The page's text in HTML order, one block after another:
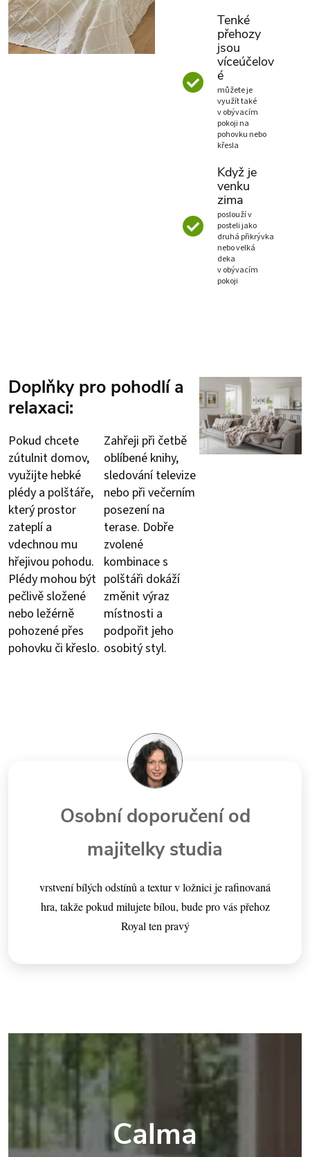
Tenké
přehozy
jsou
víceúčelov
é
můžete je
využít také
v obývacím
pokoji na
pohovku nebo
křesla
Když je
venku
zima
poslouží v
posteli jako
druhá přikrývka
nebo velká
deka
v obývacím
pokoji
Doplňky pro pohodlí a
relaxaci:
Pokud chcete
zútulnit domov,
využijte hebké
plédy a polštáře,
který prostor
zateplí a
vdechnou mu
hřejivou pohodu.
Plédy mohou být
pečlivě složené
nebo ležérně
pohozené přes
pohovku či křeslo.
Zahřeji při četbě
oblíbené knihy,
sledování televize
nebo při večerním
posezení na
terase. Dobře
zvolené
kombinace s
polštáři dokáží
změnit výraz
místnosti a
podpořit jeho
osobitý styl.
Osobní doporučení od
majitelky studia
vrstvení bílých odstínů a textur v ložnici je rafinovaná
hra, takže pokud milujete bílou, bude pro vás přehoz
Royal ten pravý
Calma